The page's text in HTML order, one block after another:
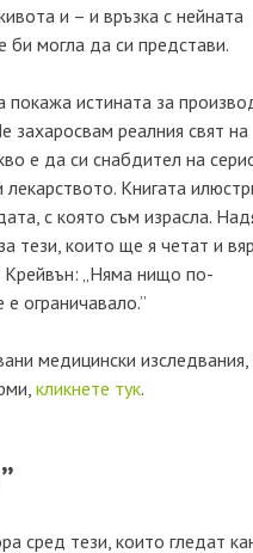
и – и връзка с нейната
би могла да си представи.
покажа истината за
захаросвам реалния свят на
е да си снабдител на
Книгата
с която съм израсла.
тези, които ще я четат и
Крейвън: „Няма нищо по-
ограничавало.”
медицински изследвания,
кликнете тук.
сред тези, които гледат